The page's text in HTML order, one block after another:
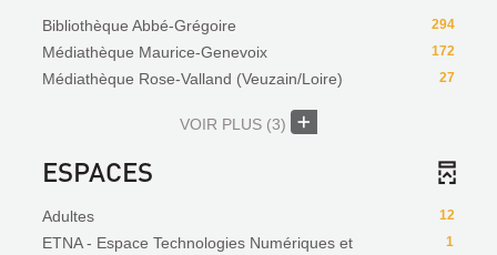
294
Bibliothèque Abbé-Grégoire
172
Médiathèque Maurice-Genevoix
27
Médiathèque Rose-Valland (Veuzain/Loire)
VOIR PLUS (3)
ESPACES
12
Adultes
1
ETNA - Espace Technologies Numériques et